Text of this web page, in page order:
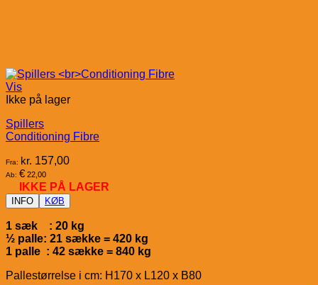
Vis
Ikke på lager
Spillers
Conditioning Fibre
Fra: kr. 157,00
Ab: € 22,00
IKKE PÅ LAGER
INFO KØB
1 sæk : 20 kg
½ palle: 21 sække = 420 kg
1 palle : 42 sække = 840 kg
Pallestørrelse i cm: H170 x L120 x B80